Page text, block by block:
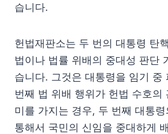
습니다.
헌법재판소는 두 번의 대통령 탄
법이나 법률 위배의 중대성 판단
습니다. 그것은 대통령을 임기 중
번째 법 위배 행위가 헌법 수호의
미를 가지는 경우, 두 번째 대통
통해서 국민의 신임을 중대하게